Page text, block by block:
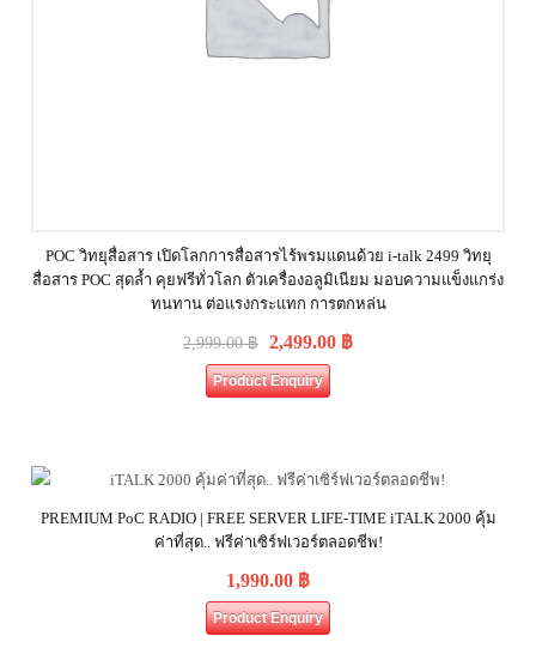
POC วิทยุสื่อสาร เปิดโลกการสื่อสารไร้พรมแดนด้วย i-talk 2499 วิทยุ
สื่อสาร POC สุดล้ำ คุยฟรีทั่วโลก ตัวเครื่องอลูมิเนียม มอบความแข็งแกร่ง
ทนทาน ต่อแรงกระแทก การตกหล่น
2,999.00฿ 2,499.00 ฿
Product Enquiry
PREMIUM PoC RADIO | FREE SERVER LIFE-TIME iTALK 2000 คุ้ม
ค่าที่สุด.. ฟรีค่าเซิร์ฟเวอร์ตลอดชีพ!
1,990.00 ฿
Product Enquiry